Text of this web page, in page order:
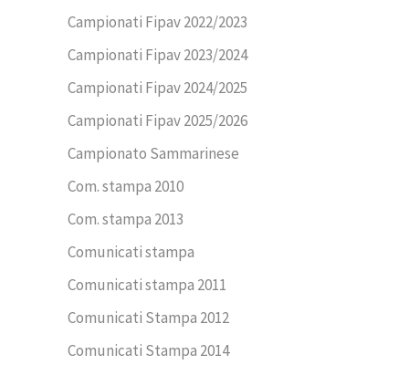
Campionati Fipav 2022/2023
Campionati Fipav 2023/2024
Campionati Fipav 2024/2025
Campionati Fipav 2025/2026
Campionato Sammarinese
Com. stampa 2010
Com. stampa 2013
Comunicati stampa
Comunicati stampa 2011
Comunicati Stampa 2012
Comunicati Stampa 2014